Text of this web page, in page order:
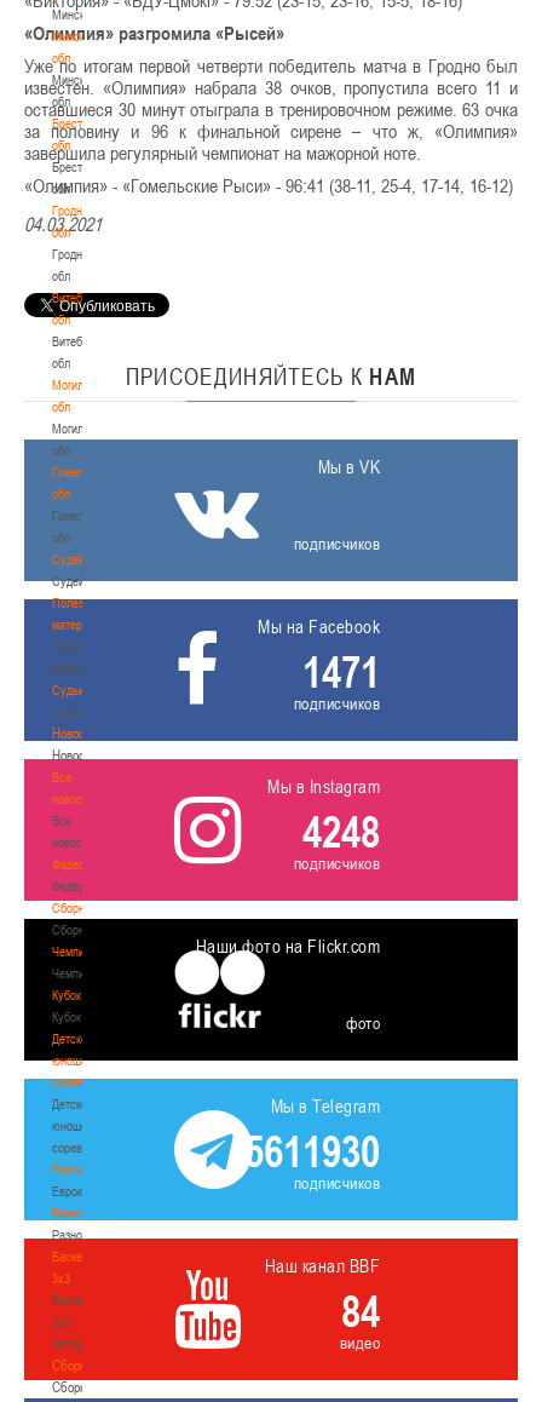
Минск
Минская
обл
Минская
обл
Брестская
обл
Брестская
обл
Гродненская
обл
Гродненская
обл
Витебская
обл
Витебская
обл
Могилевская
обл
Могилевская
обл
Гомельская
обл
Гомельская
обл
Судейство
Судейство
Полезные
материалы
Полезные
материалы
Судьи
Судьи
Новости
Новости
Все
новости
Все
новости
Федерация
Федерация
Сборные
Сборные
Чемпионат
Чемпионат
Кубок
Кубок
Детско-
юношеские
соревнования
Детско-
юношеские
соревнования
Еврокубки
Еврокубки
Разное
Разное
Баскетбол
3х3
Баскетбол
3х3
Лого[modid=121]
Сборные
Сборные
«Олимпия» разгромила «Рысей»
Уже по итогам первой четверти победитель матча в Гродно был
известен. «Олимпия» набрала 38 очков, пропустила всего 11 и
оставшиеся 30 минут отыграла в тренировочном режиме. 63 очка
за половину и 96 к финальной сирене – что ж, «Олимпия»
завершила регулярный чемпионат на мажорной ноте.
«Олимпия» - «Гомельские Рыси» - 96:41 (38-11, 25-4, 17-14, 16-12)
04.03.2021
ПРИСОЕДИНЯЙТЕСЬ К НАМ
Мы в VK
подписчиков
Мы на Facebook
1471
подписчиков
Мы в Instagram
4248
подписчиков
Наши фото на Flickr.com
фото
Мы в Telegram
5611930
подписчиков
Наш канал BBF
84
видео